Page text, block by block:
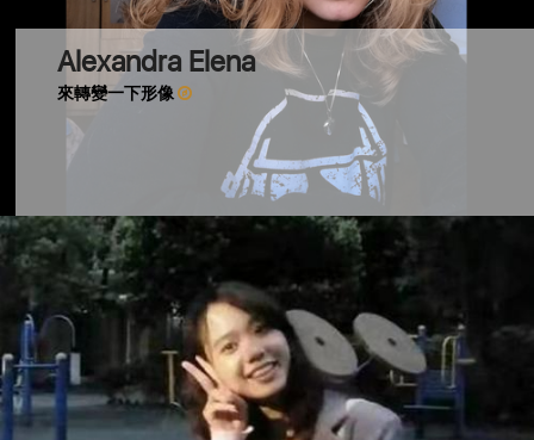
Alexandra Elena
來轉變一下形像